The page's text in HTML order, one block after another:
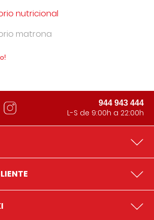
nutricional
matrona
944 943 444
L-S de 9:00h a 22:00h